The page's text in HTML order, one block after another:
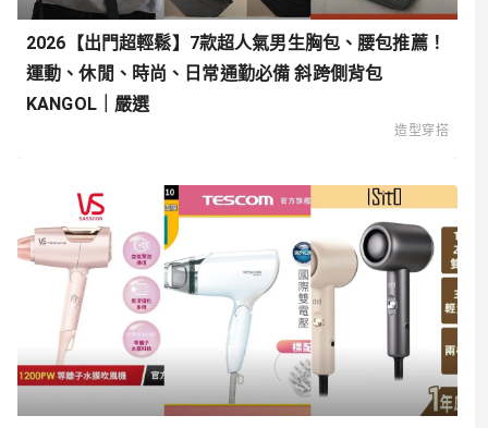
2026【出門超輕鬆】7款超人氣男生胸包、腰包推薦！
運動、休閒、時尚、日常通勤必備 斜跨側背包
KANGOL｜嚴選
造型穿搭